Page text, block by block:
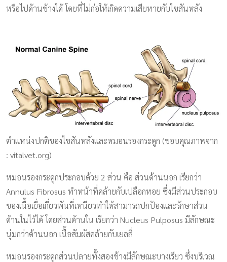
หรือไปด้านข้างได้ โดยที่ไม่ก่อให้เกิดความเสียหายกับไขสันหลัง
ตำแหน่งปกติของไขสันหลังและหมอนรองกระดูก (ขอบคุณภาพจาก
: vitalvet.org)
หมอนรองกระดูกประกอบด้วย 2 ส่วน คือ ส่วนด้านนอก เรียกว่า
Annulus Fibrosus ทำหน้าที่คล้ายกับเปลือกหอย ซึ่งมีส่วนประกอบ
ของเนื้อเยื่อเกี่ยวพันที่เหนียวทำให้สามารถปกป้องและรักษาส่วน
ด้านในไว้ได้ โดยส่วนด้านใน เรียกว่า Nucleus Pulposus มีลักษณะ
นุ่มกว่าด้านนอก เนื้อสัมผัสคล้ายกับเยลลี่
หมอนรองกระดูกส่วนปลายทั้งสองข้างมีลักษณะบางเรียว ซึ่งบริเวณ